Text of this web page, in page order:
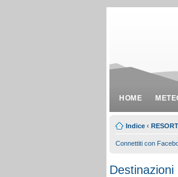
HOME
Indice ‹ RESORT
Connettiti con
Destinazioni